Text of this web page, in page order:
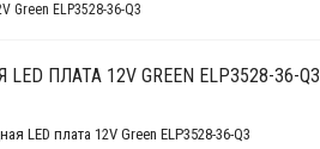
Green ELP3528-36-Q3
ПЛАТА 12V GREEN ELP3528-36-Q3